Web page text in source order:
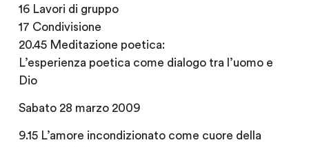
16 Lavori di gruppo
17 Condivisione
20.45 Meditazione poetica:
L’esperienza poetica come dialogo tra l’uomo e
Dio
Sabato 28 marzo 2009
9.15 L’amore incondizionato come cuore della